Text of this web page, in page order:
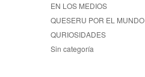
EN LOS MEDIOS
QUESERU POR EL MUNDO
QURIOSIDADES
Sin categoría